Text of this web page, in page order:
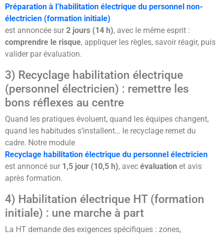
Préparation à l’habilitation électrique du personnel non-
électricien (formation initiale)
est annoncée sur 2 jours (14 h), avec le même esprit :
comprendre le risque, appliquer les règles, savoir réagir, puis
valider par évaluation.
3) Recyclage habilitation électrique
(personnel électricien) : remettre les
bons réflexes au centre
Quand les pratiques évoluent, quand les équipes changent,
quand les habitudes s’installent… le recyclage remet du
cadre. Notre module
Recyclage habilitation électrique du personnel électricien
est annoncé sur 1,5 jour (10,5 h), avec évaluation et avis
après formation.
4) Habilitation électrique HT (formation
initiale) : une marche à part
La HT demande des exigences spécifiques : zones,